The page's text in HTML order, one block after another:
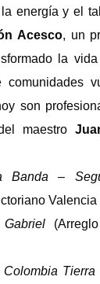
energía y el
Acesco, un
la
son
maestro
Banda –
Valencia
Colombia Tierra